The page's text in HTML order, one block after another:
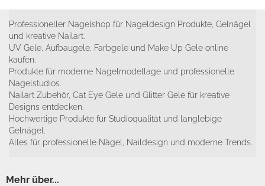
Professioneller Nagelshop für Nageldesign Produkte, Gelnägel
und kreative Nailart.
UV Gele, Aufbaugele, Farbgele und Make Up Gele online
kaufen.
Produkte für moderne Nagelmodellage und professionelle
Nagelstudios.
Nailart Zubehör, Cat Eye Gele und Glitter Gele für kreative
Designs entdecken.
Hochwertige Produkte für Studioqualität und langlebige
Gelnägel.
Alles für professionelle Nägel, Naildesign und moderne Trends.
Mehr über...